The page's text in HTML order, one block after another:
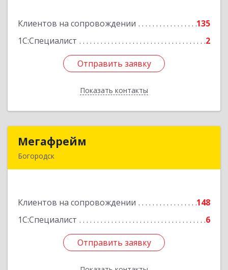
Клиентов на сопровождении
135
1С:Специалист
2
Отправить заявку
Показать контакты
Подробнее
Отправить заявку
Назад
Мегафрейм
Богородск
Клиентов на сопровождении
148
1С:Специалист
6
Отправить заявку
Подробнее
Отправить заявку